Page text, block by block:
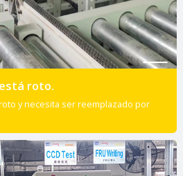
roto.
y necesita ser reemplazado por